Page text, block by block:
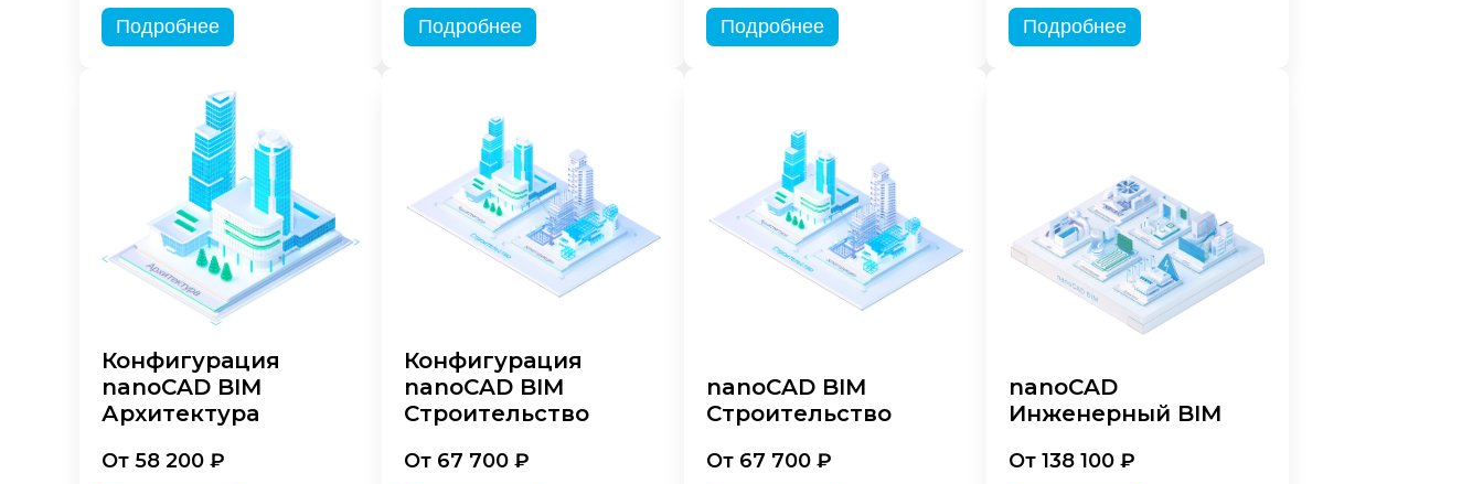
Подробнее Подробнее Подробнее Подробнее
Конфигурация
nanoCAD BIM
Архитектура
От 58 200 ₽
Конфигурация
nanoCAD BIM
Строительство
От 67 700 ₽
nanoCAD BIM
Строительство
От 67 700 ₽
nanoCAD
Инженерный BIM
От 138 100 ₽